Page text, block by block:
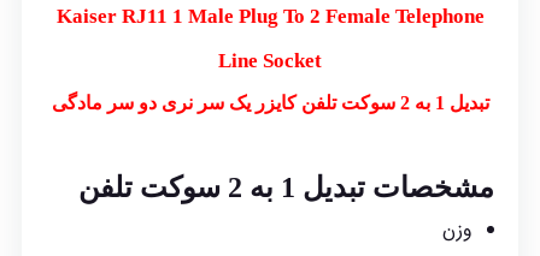
Kaiser RJ11 1 Male Plug To 2 Female Telephone
Line Socket
تبدیل 1 به 2 سوکت تلفن کایزر یک سر نری دو سر مادگی
مشخصات تبدیل 1 به 2 سوکت تلفن
وزن